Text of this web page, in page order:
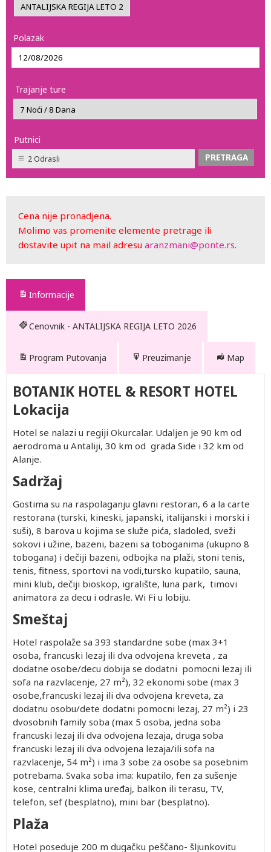
Polazak
Trajanje ture
Putnici
2 Odrasli
Cena nije pronadjena.
Molimo vas promenite elemente pretrage ili
dostavite upit na mail adresu aranzmani@ponte.rs.
Informacije
Cenovnik - ANTALIJSKA REGIJA LETO 2026
Program Putovanja Preuzimanje Map
BOTANIK HOTEL & RESORT HOTEL
Lokacija
Hotel se nalazi u regiji Okurcalar. Udaljen je 90 km od
aerodroma u Antaliji, 30 km od grada Side i 32 km od
Alanje.
Sadržaj
Gostima su na raspolaganju glavni restoran, 6 a la carte
restorana (turski, kineski, japanski, italijanski i morski i
suši), 8 barova u kojima se služe pića, sladoled, sveži
sokovi i užine, bazeni, bazeni sa toboganima (ukupno 8
tobogana) i dečiji bazeni, odbojka na plaži, stoni tenis,
tenis, fitness, sportovi na vodi,tursko kupatilo, sauna,
mini klub, dečiji bioskop, igralište, luna park, timovi
animatora za decu i odrasle. Wi Fi u lobiju.
Smeštaj
Hotel raspolaže sa 393 standardne sobe (max 3+1
osoba, francuski lezaj ili dva odvojena kreveta , za
dodatne osobe/decu dobija se dodatni pomocni lezaj ili
sofa na razvlacenje, 27 m²), 32 ekonomi sobe (max 3
osobe,francuski lezaj ili dva odvojena kreveta, za
dodatnu osobu/dete dodatni pomocni lezaj, 27 m²) i 23
dvosobnih family soba (max 5 osoba, jedna soba
francuski lezaj ili dva odvojena lezaja, druga soba
francuski lezaj ili dva odvojena lezaja/ili sofa na
razvlacenje, 54 m²) i ima 3 sobe za osobe sa posebnim
potrebama. Svaka soba ima: kupatilo, fen za sušenje
kose, centralni klima uređaj, balkon ili terasu, TV,
telefon, sef (besplatno), mini bar (besplatno).
Plaža
Hotel poseduje 200 m dugačku peščano- šljunkovitu
Drugo
dete 2-
god.
(Prvo
dete 2-
14.99)
402.00
402.00
402.00
402.00
402.00
402.00
402.00
402.00
402.00
402.00
402.00
Po
osobi u
trokrevetnoj
sobi
2,252.00
3,012.00
2,252.00
3,272.00
2,252.00
3,012.00
3,222.00
2,212.00
2,912.00
2,142.00
3,082.00
Prvo
dete 0-
god.
Besplatno
Besplatno
Besplatno
Besplatno
Besplatno
Besplatno
Besplatno
Besplatno
Besplatno
Besplatno
Besplatno
Besplatno
Prvo
dete 2-
14.99
god.
402.00
402.00
402.00
402.00
402.00
402.00
402.00
402.00
402.00
402.00
Drugo
dete 0-
1.99
god.
(Prvo
dete 0-
1.99)
Besplatno
Besplatno
Besplatno
Besplatno
Besplatno
Besplatno
Besplatno
Besplatno
Besplatno
Besplatno
Drugo
dete 2-
14.99
god.
(Prvo
dete 0-
1.99)
402.00
402.00
402.00
402.00
402.00
402.00
402.00
402.00
402.00
402.00
Drugo
dete 2-
14.99
god.
(Prvo
dete 2-
14.99)
402.00
402.00
402.00
402.00
402.00
402.00
402.00
402.00
402.00
402.00
Po
osobi u
četvorokrevetnoj
sobi
1,802.00
2,382.00
1,802.00
2,572.00
2,542.00
1,772.00
2,302.00
1,722.00
2,422.00
Prvo
dete 0-
Drugo
dete 2-
9.99
(Prvo
1.99)
402.00
402.00
402.00
Drugo
dete 2-
9.99
(Prvo
9.99)
1,232.00
1,562.00
1,232.00
Drugo
dete 10-
14.99
9.99)
1,232.00
Drugo
dete 10-
14.99
14.99)
1,232.00
Po
osobi u
trokrevetnoj
1,842.00
Prvo
dete 0-
1.99
Besplatno
Prvo
dete 2-
9.99
402.00
Prvo
dete 10-
1,232.00